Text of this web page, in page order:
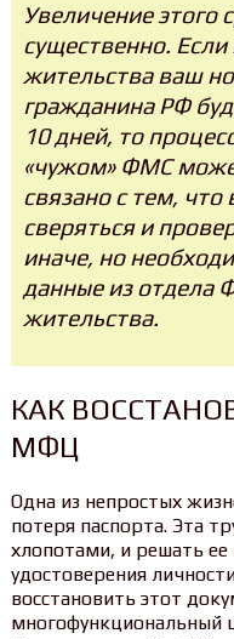
Увеличение этого
существенно.
жительства ваш
гражданина РФ
10 дней, то
«чужом» ФМС
связано с тем,
сверяться и
иначе, но
данные из отдела
жительства.
КАК
МФЦ
Одна из непростых
потеря паспорта. Эта
хлопотами, и решать ее
удостоверения
восстановить этот
многофункциональный